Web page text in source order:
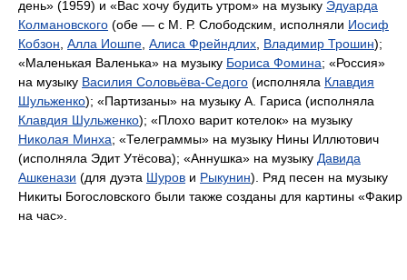
день» (1959) и «Вас хочу будить утром» на музыку Эдуарда
Колмановского (обе — с М. Р. Слободским, исполняли Иосиф
Кобзон, Алла Иошпе, Алиса Фрейндлих, Владимир Трошин);
«Маленькая Валенька» на музыку Бориса Фомина; «Россия»
на музыку Василия Соловьёва-Седого (исполняла Клавдия
Шульженко); «Партизаны» на музыку А. Гариса (исполняла
Клавдия Шульженко); «Плохо варит котелок» на музыку
Николая Минха; «Телеграммы» на музыку Нины Иллютович
(исполняла Эдит Утёсова); «Аннушка» на музыку Давида
Ашкенази (для дуэта Шуров и Рыкунин). Ряд песен на музыку
Никиты Богословского были также созданы для картины «Факир
на час».